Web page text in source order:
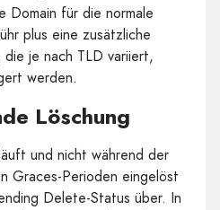
Domain für die normale
plus eine zusätzliche
die je nach TLD variiert,
werden.
Löschung
und nicht während der
Graces-Perioden eingelöst
Delete-Status über. In